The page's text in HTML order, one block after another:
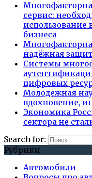
сервис:
использование
бизнеса
надёжная
Системы
цифровых
Молодежная
вдохновение,
Экономика
сектора не
Search for:
Рубрики
Автомобили